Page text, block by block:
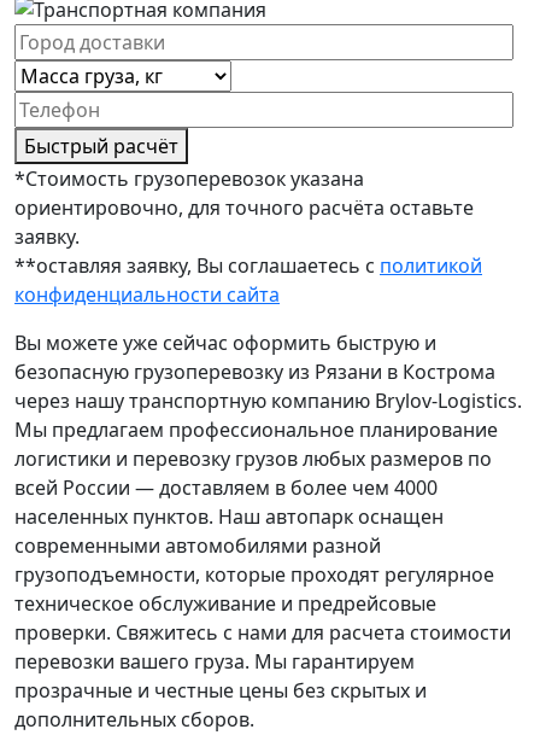
Быстрый расчёт
*Стоимость грузоперевозок указана
ориентировочно, для точного расчёта оставьте
заявку.
**оставляя заявку, Вы соглашаетесь с политикой
конфиденциальности сайта
Вы можете уже сейчас оформить быструю и
безопасную грузоперевозку из Рязани в Кострома
через нашу транспортную компанию Brylov-Logistics.
Мы предлагаем профессиональное планирование
логистики и перевозку грузов любых размеров по
всей России — доставляем в более чем 4000
населенных пунктов. Наш автопарк оснащен
современными автомобилями разной
грузоподъемности, которые проходят регулярное
техническое обслуживание и предрейсовые
проверки. Свяжитесь с нами для расчета стоимости
перевозки вашего груза. Мы гарантируем
прозрачные и честные цены без скрытых и
дополнительных сборов.